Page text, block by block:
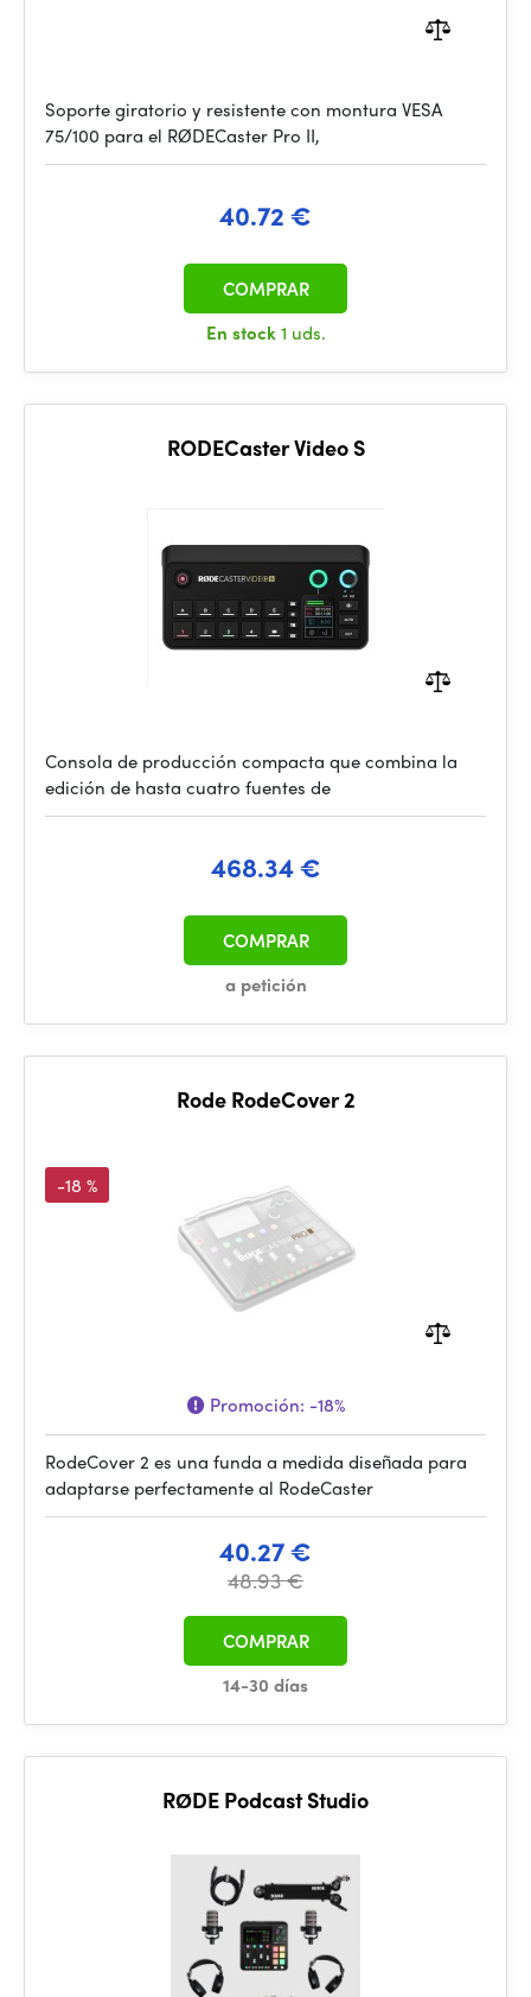
Soporte giratorio y resistente con montura VESA
75/100 para el RØDECaster Pro II,
40.72 €
En stock1 uds.
COMPRAR
RODECaster Video S
Consola de producción compacta que combina la
edición de hasta cuatro fuentes de
468.34 €
a petición
COMPRAR
Rode RodeCover 2
-18 %
Promoción: -18%
RodeCover 2 es una funda a medida diseñada para
adaptarse perfectamente al RodeCaster
40.27 €
48.93 €
14-30 días
COMPRAR
RØDE Podcast Studio